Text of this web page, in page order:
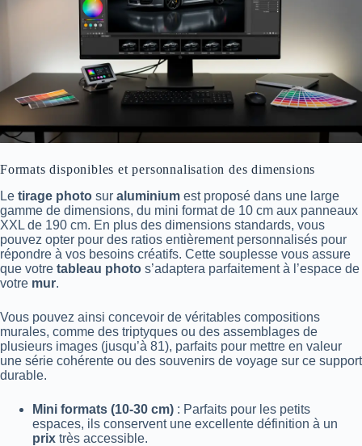
Formats disponibles et personnalisation des dimensions
Le tirage photo sur aluminium est proposé dans une large
gamme de dimensions, du mini format de 10 cm aux panneaux
XXL de 190 cm. En plus des dimensions standards, vous
pouvez opter pour des ratios entièrement personnalisés pour
répondre à vos besoins créatifs. Cette souplesse vous assure
que votre tableau photo s’adaptera parfaitement à l’espace de
votre mur.
Vous pouvez ainsi concevoir de véritables compositions
murales, comme des triptyques ou des assemblages de
plusieurs images (jusqu’à 81), parfaits pour mettre en valeur
une série cohérente ou des souvenirs de voyage sur ce support
durable.
Mini formats (10-30 cm) : Parfaits pour les petits
espaces, ils conservent une excellente définition à un
prix très accessible.